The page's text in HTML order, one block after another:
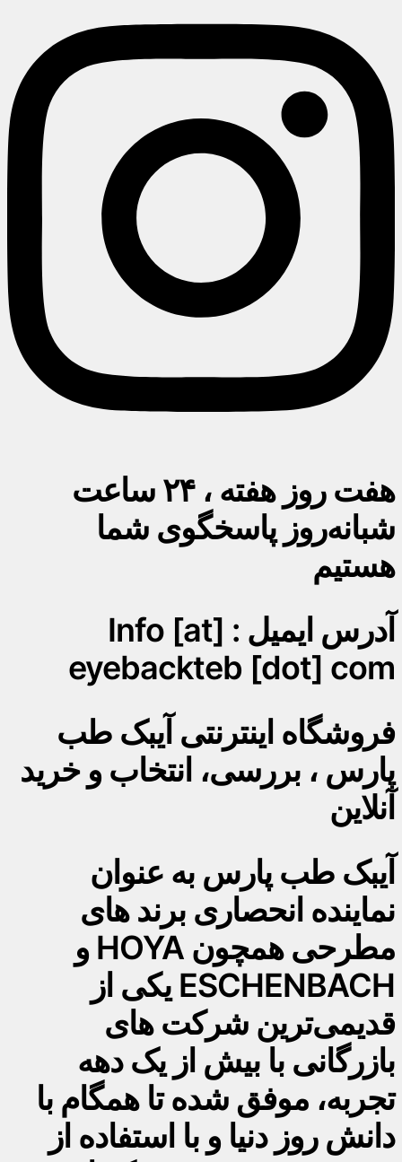
هفت روز هفته ، ۲۴ ساعت
شبانه‌روز پاسخگوی شما
هستیم
آدرس ایمیل : Info [at]
eyebackteb [dot] com
فروشگاه اینترنتی آیبک طب
پارس ، بررسی، انتخاب و خرید
آنلاین
آیبک طب پارس به عنوان
نماینده انحصاری برند های
مطرحی همچون HOYA و
ESCHENBACH یکی از
قدیمی‌ترین شرکت های
بازرگانی با بیش از یک دهه
تجربه، موفق شده تا همگام با
دانش روز دنیا و با استفاده از